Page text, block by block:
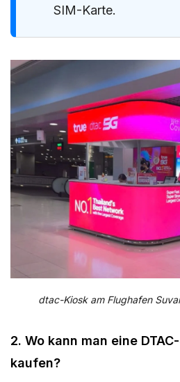
SIM-Karte.
dtac-Kiosk am Flughafen
2. Wo kann man eine
kaufen?